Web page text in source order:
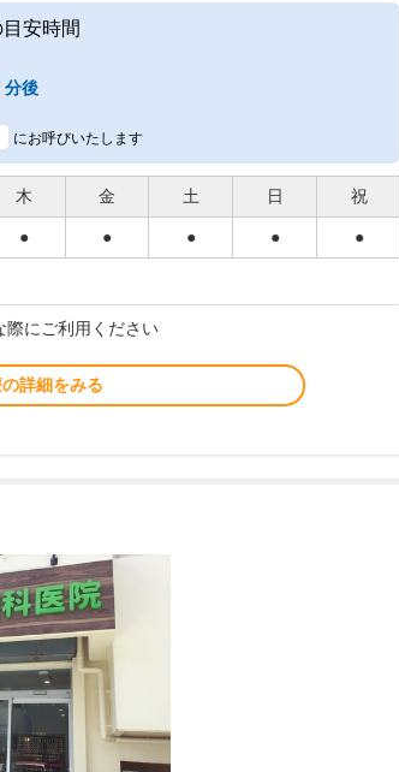
安時間
分後
にお呼びいたします
木 金 土 日 祝
● ● ● ● ●
際にご利用ください
詳細をみる